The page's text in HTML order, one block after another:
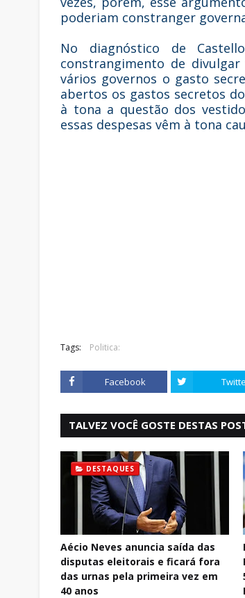
poderiam constranger
No diagnóstico de
constrangimento de
vários governos o gasto
abertos os gastos secretos
à tona a questão dos
essas despesas vêm à tona
Tags: Politica:
Facebook
TALVEZ VOCÊ GOSTE DESTAS
DESTAQUES
Aécio Neves anuncia saída das
disputas eleitorais e ficará fora
das urnas pela primeira vez em
40 anos